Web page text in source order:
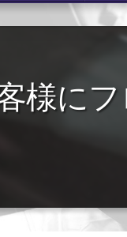
石傷/補修修理か交換/
･買取(ﾄﾞﾗﾚｺ･ﾅﾋﾞ等)
様に